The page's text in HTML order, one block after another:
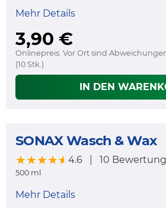
Mehr Details
3,90 €
Onlinepreis. Vor Ort sind
(10 Stk.)
IN DEN
SONAX Wasch & Wax
★★★★★
★★★★★4.6 |10
500 ml
Mehr Details